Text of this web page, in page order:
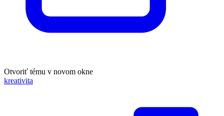
Otvoriť tému v novom okne
kreativita